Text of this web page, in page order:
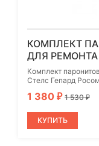
КОМПЛЕКТ
ДЛЯ РЕМОНТА
Комплект
Стелс Гепард
1 380 ₽ 1 530₽
КУПИТЬ